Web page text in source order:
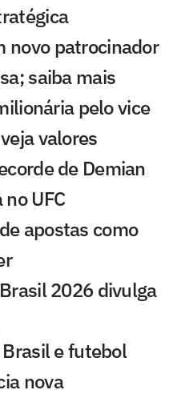
novo patrocinador
saiba mais
pelo vice
valores
de Demian
UFC
apostas como
2026 divulga
e futebol
nova